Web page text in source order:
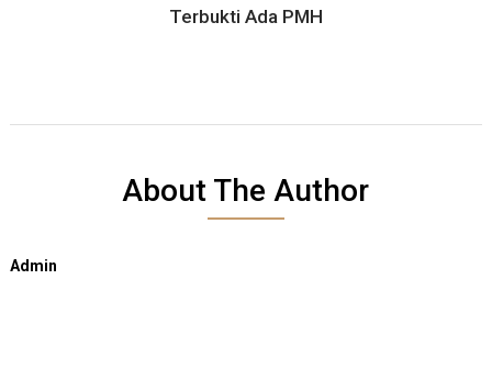
Terbukti Ada PMH
About The Author
Admin